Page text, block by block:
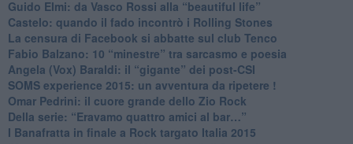
​Guido Elmi: da Vasco Rossi alla “beautiful life”
​Castelo: quando il fado incontrò i Rolling Stones
La censura di Facebook si abbatte sul club Tenco
Fabio Balzano: 10 “minestre” tra sarcasmo e poesia
Angela (Vox) Baraldi: il “gigante” dei post-CSI
​SOMS experience 2015: un avventura da ripetere !
Omar Pedrini: il cuore grande dello Zio Rock
Della serie: “Eravamo quattro amici al bar…”
I Banafratta in finale a Rock targato Italia 2015